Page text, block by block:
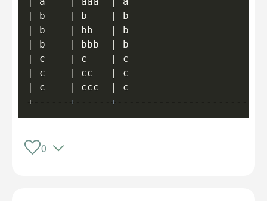
|
b | b | b
|
b | bb | b
|
b | bbb | b
|
c | c | c
|
c | cc | c
|
c | ccc | c
+------+------
0